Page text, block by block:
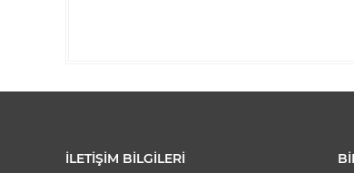
İLETIŞIM BILGILERI